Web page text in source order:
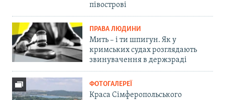
півострові
ПРАВА ЛЮДИНИ
Мить – і ти шпигун. Як у
кримських судах розглядають
звинувачення в держзраді
ФОТОГАЛЕРЕЇ
Краса Сімферопольського